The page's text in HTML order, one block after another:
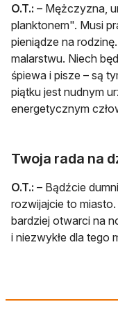
O.T.: – Mężczyzna,
planktonem". Musi
pieniądze na
malarstwu. Niech
śpiewa i pisze – są
piątku jest nudnym
energetycznym
Twoja rada na
O.T.: – Bądźcie
rozwijajcie to
bardziej otwarci na
i niezwykłe dla tego